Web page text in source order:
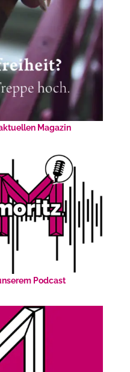
Magazin
Podcast